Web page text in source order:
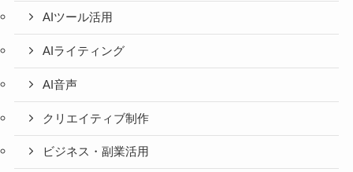
AIツール活用
AIライティング
AI音声
クリエイティブ制作
ビジネス・副業活用